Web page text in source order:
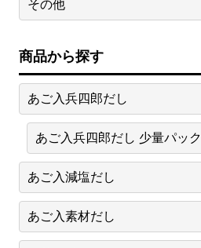
その他
商品から探す
あご入兵四郎だし
あご入兵四郎だし 少量パック
あご入減塩だし
あご入素材だし